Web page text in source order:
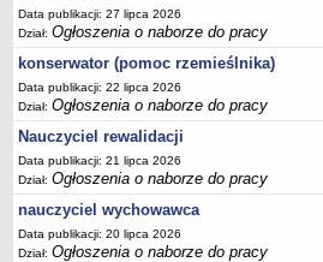
Data publikacji: 27 lipca 2026
Dział:Ogłoszenia o naborze do pracy
konserwator (pomoc rzemieślnika)
Data publikacji: 22 lipca 2026
Dział:Ogłoszenia o naborze do pracy
Nauczyciel rewalidacji
Data publikacji: 21 lipca 2026
Dział:Ogłoszenia o naborze do pracy
nauczyciel wychowawca
Data publikacji: 20 lipca 2026
Dział:Ogłoszenia o naborze do pracy